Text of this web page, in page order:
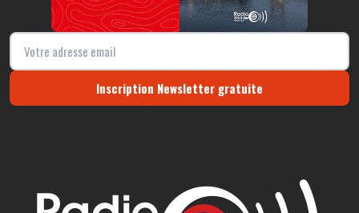
Inscription Newsletter gratuite